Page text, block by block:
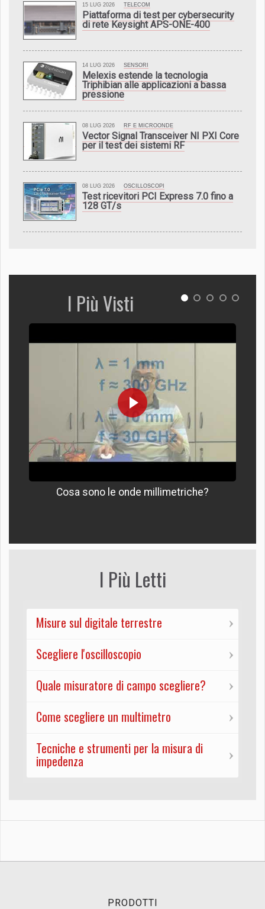
15 LUG 2026 TELECOM
Piattaforma di test per cybersecurity
di rete Keysight APS-ONE-400
14 LUG 2026 SENSORI
Melexis estende la tecnologia
Triphibian alle applicazioni a bassa
pressione
08 LUG 2026 RF E MICROONDE
Vector Signal Transceiver NI PXI Core
per il test dei sistemi RF
08 LUG 2026 OSCILLOSCOPI
Test ricevitori PCI Express 7.0 fino a
128 GT/s
I Più Visti
Cosa sono le onde millimetriche?
I Più Letti
Misure sul digitale terrestre
Scegliere l'oscilloscopio
Quale misuratore di campo scegliere?
Come scegliere un multimetro
Tecniche e strumenti per la misura di
impedenza
PRODOTTI